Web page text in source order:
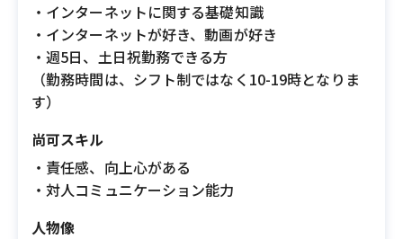
・インターネットに関する基礎知識
・インターネットが好き、動画が好き
・週5日、土日祝勤務できる方
（勤務時間は、シフト制ではなく10-19時となりま
す）
尚可スキル
・責任感、向上心がある
・対人コミュニケーション能力
人物像